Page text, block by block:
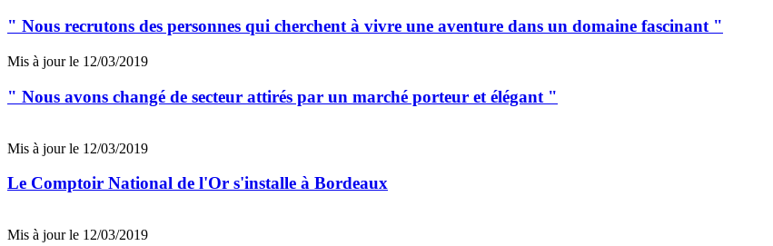
" Nous recrutons des personnes qui cherchent à vivre une aventure dans un domaine fascinant "
Mis à jour le 12/03/2019
" Nous avons changé de secteur attirés par un marché porteur et élégant "
Mis à jour le 12/03/2019
Le Comptoir National de l'Or s'installe à Bordeaux
Mis à jour le 12/03/2019